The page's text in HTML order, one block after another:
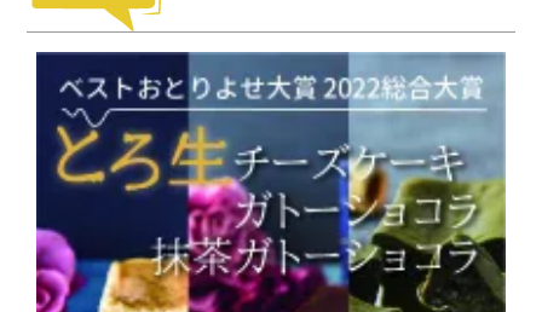
商品一覧
とろ生 まとめ買いお得
セット
お中元
とろ生チーズケーキ
濃抹茶とろ生ガトーシ
とろ生シュー